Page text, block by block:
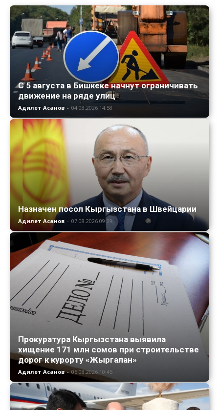
С 5 августа в Бишкеке начнут ограничивать
движение на ряде улиц
Адилет Асанов - 04.08.2026 14:58
Назначен посол Кыргызстана в Швейцарии
Адилет Асанов - 07.08.2026 09:29
Прокуратура Кыргызстана выявила
хищение 171 млн сомов при строительстве
дорог к курорту «Жыргалан»
Адилет Асанов - 05.08.2026 10:45